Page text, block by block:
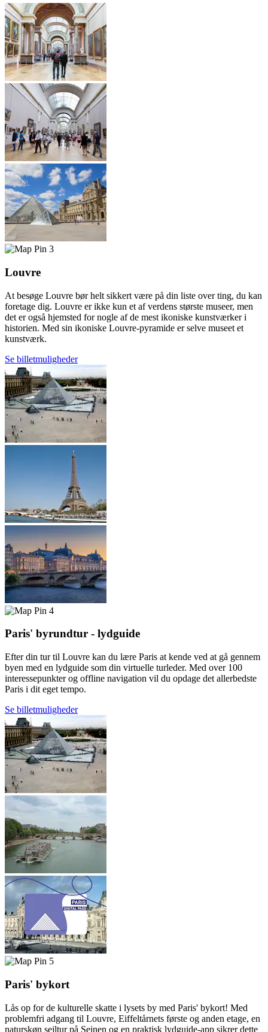
3
Louvre
At besøge Louvre bør helt sikkert være på din liste over ting, du kan
foretage dig. Louvre er ikke kun et af verdens største museer, men
det er også hjemsted for nogle af de mest ikoniske kunstværker i
historien. Med sin ikoniske Louvre-pyramide er selve museet et
kunstværk.
Se billetmuligheder
4
Paris' byrundtur - lydguide
Efter din tur til Louvre kan du lære Paris at kende ved at gå gennem
byen med en lydguide som din virtuelle turleder. Med over 100
interessepunkter og offline navigation vil du opdage det allerbedste
Paris i dit eget tempo.
Se billetmuligheder
5
Paris' bykort
Lås op for de kulturelle skatte i lysets by med Paris' bykort! Med
problemfri adgang til Louvre, Eiffeltårnets første og anden etage, en
naturskøn sejltur på Seinen og en praktisk lydguide-app sikrer dette